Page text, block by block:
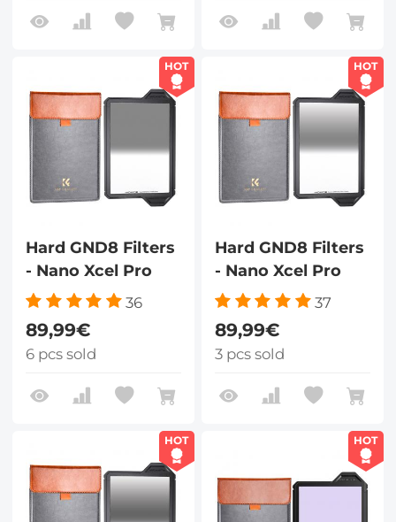
HOT
Hard GND8 Filters
- Nano Xcel Pro
36
89,99€
6 pcs sold
HOT
Hard GND8 Filters
- Nano Xcel Pro
37
89,99€
3 pcs sold
HOT HOT